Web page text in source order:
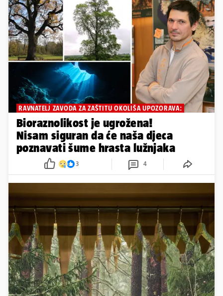
RAVNATELJ ZAVODA ZA ZAŠTITU OKOLIŠA UPOZORAVA:
Bioraznolikost je ugrožena!
Nisam siguran da će naša djeca
poznavati šume hrasta lužnjaka
3 4